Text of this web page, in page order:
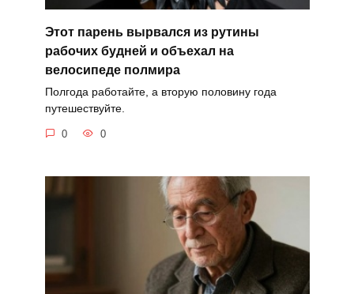
Этот парень вырвался из рутины
рабочих будней и объехал на
велосипеде полмира
Полгода работайте, а вторую половину года
путешествуйте.
0 0